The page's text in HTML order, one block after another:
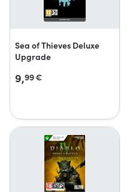
Sea of Thieves Deluxe
Upgrade
9,99€